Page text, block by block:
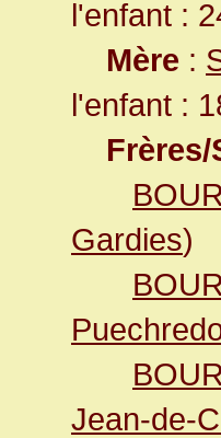
l'enfant :
Mère :
l'enfant :
Gardies)
Jean-de-